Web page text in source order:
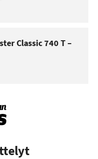
Classic 740 T –